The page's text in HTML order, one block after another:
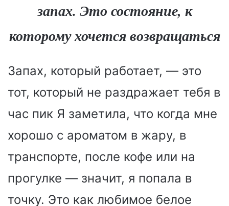
запах. Это состояние, к
которому хочется возвращаться
Запах, который работает, — это
тот, который не раздражает тебя в
час пик Я заметила, что когда мне
хорошо с ароматом в жару, в
транспорте, после кофе или на
прогулке — значит, я попала в
точку. Это как любимое белое